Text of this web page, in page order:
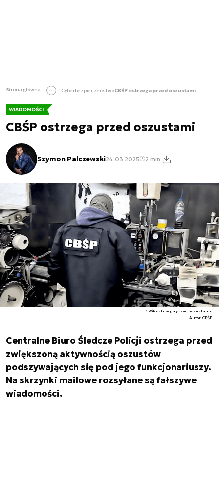
Strona główna CyberbezpieczeństwoCBŚP ostrzega przed oszustami
WIADOMOŚCI
CBŚP ostrzega przed oszustami
Szymon Palczewski24.03.2025 2 min.
CBŚP ostrzega przed oszustami.
Autor. CBŚP
Centralne Biuro Śledcze Policji ostrzega przed
zwiększoną aktywnością oszustów
podszywających się pod jego funkcjonariuszy.
Na skrzynki mailowe rozsyłane są fałszywe
wiadomości.